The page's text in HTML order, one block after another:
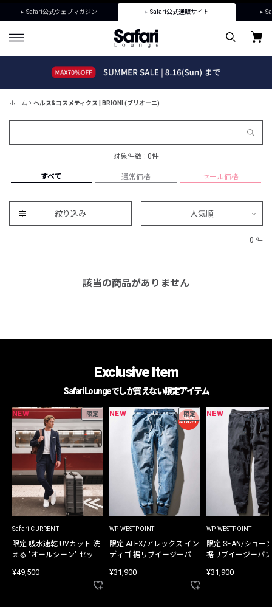
Safari公式ウェブマガジン Safari公式通販サイト
ホーム ヘルス&コスメティクス | BRIONI (ブリオーニ)
対象件数 : 0件
すべて 通常価格 セール価格
絞り込み 人気順
0 件
該当の商品がありません
Exclusive Item
Safari Loungeでしか買えない限定アイテム
NEW 限定
Safari CURRENT
限定 吸水速乾 UVカット 洗
える "オールシーン" セット
¥49,500
NEW 限定
WP WESTPOINT
限定 ALEX/アレックス イン
ディゴ 裾リブイージーパン
¥31,900
NEW
WP WESTPOINT
限定 SEAN/ショー
裾リブイージーパ
¥31,900